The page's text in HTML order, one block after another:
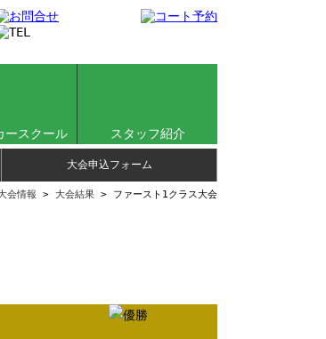
ースクール スタッフ紹介
大会申込フォーム
会情報 > 大会結果 > ファースト1クラス大会